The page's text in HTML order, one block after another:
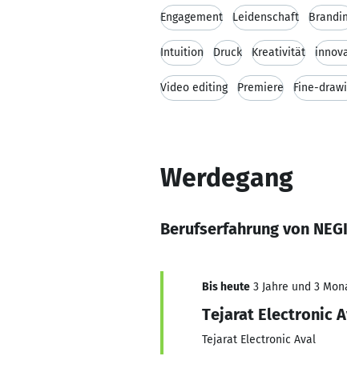
Engagement Leidenschaft
Intuition Druck Kreativität
Video editing Premiere Fine-
Werdegang
Berufserfahrung von
Bis heute 3 Jahre und 3
Tejarat Electronic
Tejarat Electronic Aval